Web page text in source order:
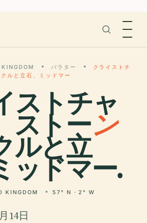
バラター
クライストチ
ルと立石、ミッドマー
ストチャ
ストーン
ルと立
ッドマー.
KINGDOM 57° N · 2° W
14日